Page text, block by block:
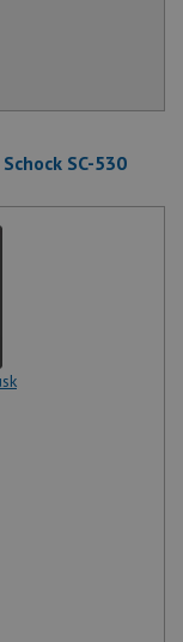
SC-530